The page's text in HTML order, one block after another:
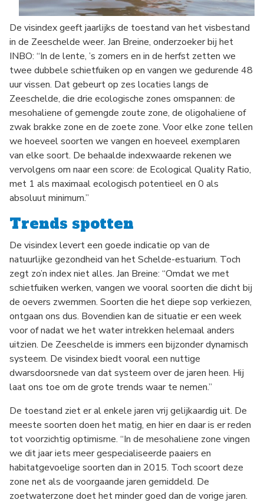
De visindex geeft jaarlijks de toestand van het visbestand
in de Zeeschelde weer. Jan Breine, onderzoeker bij het
INBO: “In de lente, ’s zomers en in de herfst zetten we
twee dubbele schietfuiken op en vangen we gedurende 48
uur vissen. Dat gebeurt op zes locaties langs de
Zeeschelde, die drie ecologische zones omspannen: de
mesohaliene of gemengde zoute zone, de oligohaliene of
zwak brakke zone en de zoete zone. Voor elke zone tellen
we hoeveel soorten we vangen en hoeveel exemplaren
van elke soort. De behaalde indexwaarde rekenen we
vervolgens om naar een score: de Ecological Quality Ratio,
met 1 als maximaal ecologisch potentieel en 0 als
absoluut minimum.”
Trends spotten
De visindex levert een goede indicatie op van de
natuurlijke gezondheid van het Schelde-estuarium. Toch
zegt zo’n index niet alles. Jan Breine: “Omdat we met
schietfuiken werken, vangen we vooral soorten die dicht bij
de oevers zwemmen. Soorten die het diepe sop verkiezen,
ontgaan ons dus. Bovendien kan de situatie er een week
voor of nadat we het water intrekken helemaal anders
uitzien. De Zeeschelde is immers een bijzonder dynamisch
systeem. De visindex biedt vooral een nuttige
dwarsdoorsnede van dat systeem over de jaren heen. Hij
laat ons toe om de grote trends waar te nemen.”
De toestand ziet er al enkele jaren vrij gelijkaardig uit. De
meeste soorten doen het matig, en hier en daar is er reden
tot voorzichtig optimisme. “In de mesohaliene zone vingen
we dit jaar iets meer gespecialiseerde paaiers en
habitatgevoelige soorten dan in 2015. Toch scoort deze
zone net als de voorgaande jaren gemiddeld. De
zoetwaterzone doet het minder goed dan de vorige jaren.